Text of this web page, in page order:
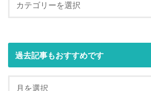
過去記事もおすすめです